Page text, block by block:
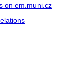
on em.muni.cz